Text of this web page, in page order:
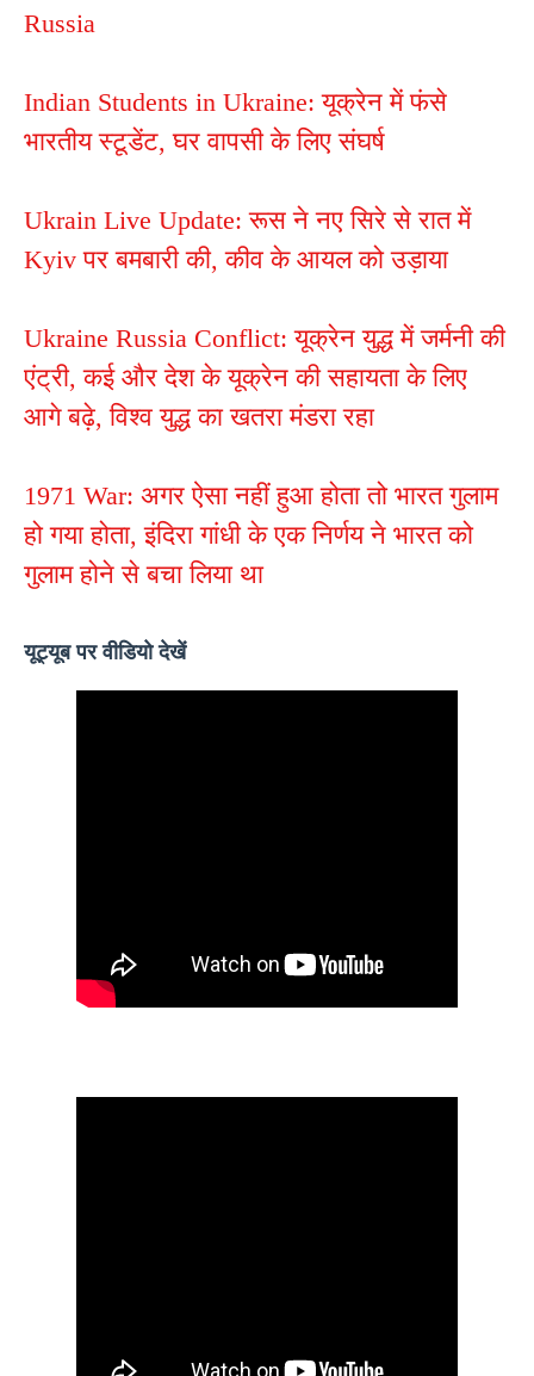
Russia
Indian Students in Ukraine: यूक्रेन में फंसे
भारतीय स्टूडेंट,‌ घर वापसी के लिए संघर्ष
Ukrain Live Update: रूस ने नए सिरे से रात में
Kyiv पर बमबारी की, कीव के आयल को उड़ाया
Ukraine Russia Conflict: यूक्रेन युद्ध में जर्मनी की
एंट्री, कई और देश के यूक्रेन की सहायता के लिए
आगे बढ़े, विश्व युद्ध का खतरा मंडरा रहा
1971 War: अगर ऐसा नहीं हुआ होता तो भारत गुलाम
हो गया होता, इंदिरा गांधी के एक निर्णय ने भारत को
गुलाम होने से बचा लिया था
यूट्यूब पर वीडियो देखें